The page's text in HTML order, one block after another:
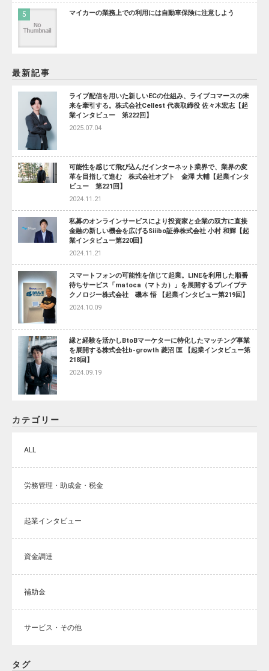
マイカーの業務上での利用には自動車保険に注意しよう
最新記事
ライブ配信を用いた新しいECの仕組み、ライブコマースの未
来を牽引する。株式会社Cellest 代表取締役 佐々木宏志【起
業インタビュー 第222回】
2025.07.04
可能性を感じて飛び込んだインターネット業界で、業界の変
革を目指して進む 株式会社オプト 金澤 大輔【起業インタ
ビュー 第221回】
2024.11.21
私募のオンラインサービスにより投資家と企業の双方に直接
金融の新しい機会を広げるSiiibo証券株式会社 小村 和輝【起
業インタビュー第220回】
2024.11.21
スマートフォンの可能性を信じて起業。LINEを利用した順番
待ちサービス「matoca（マトカ）」を展開するブレイブテ
クノロジー株式会社 磯本 悟 【起業インタビュー第219回】
2024.10.09
縁と経験を活かしBtoBマーケターに特化したマッチング事業
を展開する株式会社b-growth 菱沼 匡 【起業インタビュー第
218回】
2024.09.19
カテゴリー
ALL
労務管理・助成金・税金
起業インタビュー
資金調達
補助金
サービス・その他
タグ